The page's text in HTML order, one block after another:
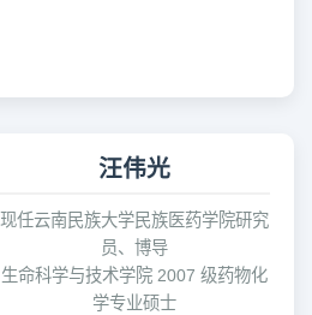
汪伟光
现任云南民族大学民族医药学院研究
员、博导
生命科学与技术学院 2007 级药物化
学专业硕士